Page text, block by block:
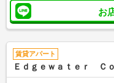
お
賃貸アパート
Ｅｄｇｅｗａｔｅｒ Ｃ